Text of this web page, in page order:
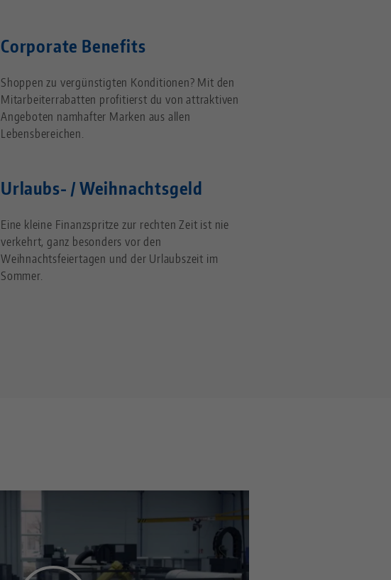
Corporate Benefits
Shoppen zu vergünstigten Konditionen? Mit den
Mitarbeiterrabatten profitierst du von attraktiven
Angeboten namhafter Marken aus allen
Lebensbereichen.
Urlaubs- / Weihnachtsgeld
Eine kleine Finanzspritze zur rechten Zeit ist nie
verkehrt, ganz besonders vor den
Weihnachtsfeiertagen und der Urlaubszeit im
Sommer.